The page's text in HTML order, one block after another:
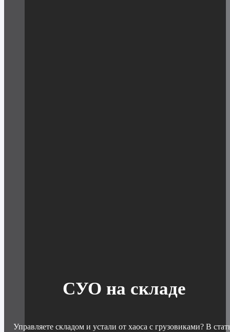
СУО на складе
Управляете складом и устали от хаоса с грузовиками? В